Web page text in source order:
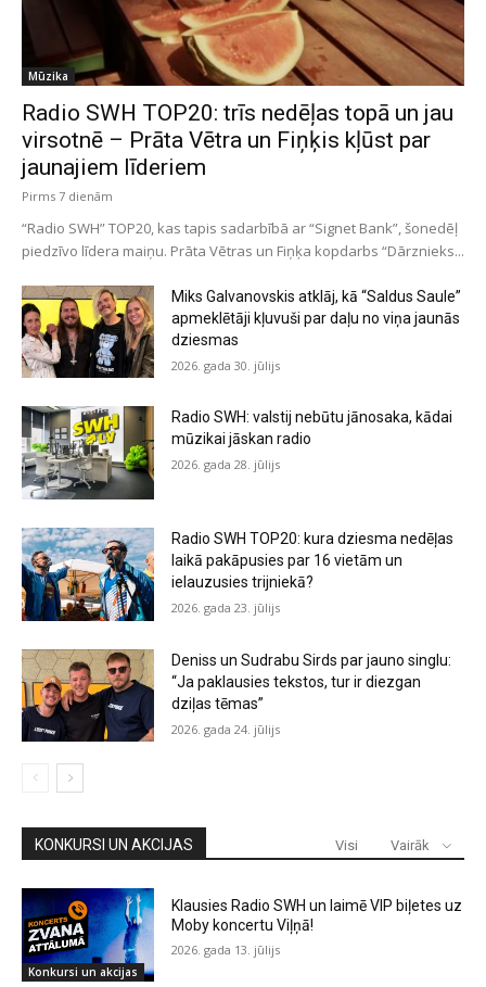
Mūzika
Radio SWH TOP20: trīs nedēļas topā un jau
virsotnē – Prāta Vētra un Fiņķis kļūst par
jaunajiem līderiem
Pirms 7 dienām
“Radio SWH” TOP20, kas tapis sadarbībā ar “Signet Bank”, šonedēļ
piedzīvo līdera maiņu. Prāta Vētras un Fiņķa kopdarbs “Dārznieks...
Miks Galvanovskis atklāj, kā “Saldus Saule”
apmeklētāji kļuvuši par daļu no viņa jaunās
dziesmas
2026. gada 30. jūlijs
Radio SWH: valstij nebūtu jānosaka, kādai
mūzikai jāskan radio
2026. gada 28. jūlijs
Radio SWH TOP20: kura dziesma nedēļas
laikā pakāpusies par 16 vietām un
ielauzusies trijniekā?
2026. gada 23. jūlijs
Deniss un Sudrabu Sirds par jauno singlu:
“Ja paklausies tekstos, tur ir diezgan
dziļas tēmas”
2026. gada 24. jūlijs
KONKURSI UN AKCIJAS Visi Vairāk
Konkursi un akcijas
Klausies Radio SWH un laimē VIP biļetes uz
Moby koncertu Viļņā!
2026. gada 13. jūlijs